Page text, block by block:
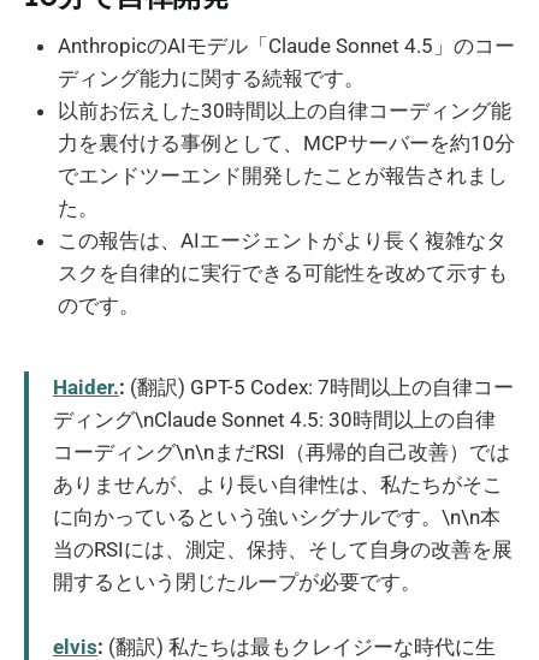
AnthropicのAIモデル「Claude Sonnet 4.5」のコー
ディング能力に関する続報です。
以前お伝えした30時間以上の自律コーディング能
力を裏付ける事例として、MCPサーバーを約10分
でエンドツーエンド開発したことが報告されまし
た。
この報告は、AIエージェントがより長く複雑なタ
スクを自律的に実行できる可能性を改めて示すも
のです。
Haider.: (翻訳) GPT-5 Codex: 7時間以上の自律コー
ディング\nClaude Sonnet 4.5: 30時間以上の自律
コーディング\n\nまだRSI（再帰的自己改善）では
ありませんが、より長い自律性は、私たちがそこ
に向かっているという強いシグナルです。\n\n本
当のRSIには、測定、保持、そして自身の改善を展
開するという閉じたループが必要です。
elvis: (翻訳) 私たちは最もクレイジーな時代に生